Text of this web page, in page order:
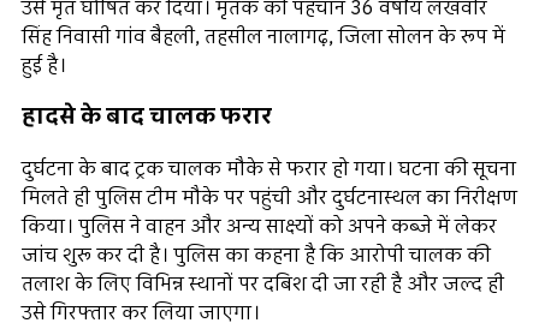
उसे मृत घोषित कर दिया। मृतक की पहचान 36 वर्षीय लखवीर
सिंह निवासी गांव बैहली, तहसील नालागढ़, जिला सोलन के रूप में
हुई है।
हादसे के बाद चालक फरार
दुर्घटना के बाद ट्रक चालक मौके से फरार हो गया। घटना की सूचना
मिलते ही पुलिस टीम मौके पर पहुंची और दुर्घटनास्थल का निरीक्षण
किया। पुलिस ने वाहन और अन्य साक्ष्यों को अपने कब्जे में लेकर
जांच शुरू कर दी है। पुलिस का कहना है कि आरोपी चालक की
तलाश के लिए विभिन्न स्थानों पर दबिश दी जा रही है और जल्द ही
उसे गिरफ्तार कर लिया जाएगा।